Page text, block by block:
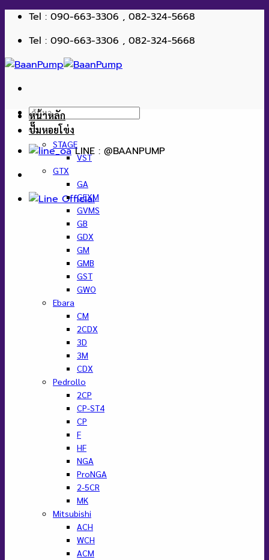
ข้าม
เนื้อหา
Tel : 090-663-3306 , 082-324-5668
Tel : 090-663-3306 , 082-324-5668
ค้นหา:
LINE : @BAANPUMP
หน้าหลัก
ปั๊มหอยโข่ง
STAGE
VST
GTX
GA
GEXM
GVMS
GB
GDX
GM
GMB
GST
GWO
Ebara
CM
2CDX
3D
3M
CDX
Pedrollo
2CP
CP-ST4
CP
F
HF
NGA
ProNGA
2-5CR
MK
Mitsubishi
ACH
WCH
ACM